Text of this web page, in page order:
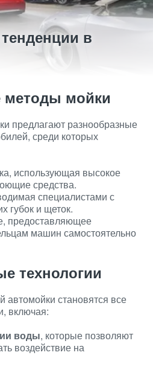
в
мойки
предлагают разнообразные
среди которых
использующая высокое
средства.
специалистами с
губок и щеток.
предоставляющее
машин самостоятельно
технологии
автомойки становятся все
включая:
воды, которые позволяют
воздействие на